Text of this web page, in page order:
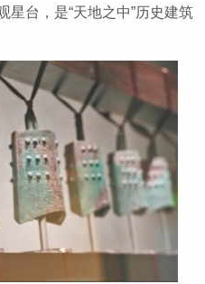
台，是“天地之中”历史建筑